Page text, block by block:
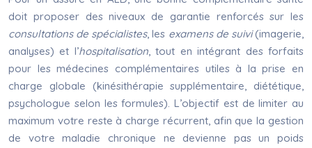
doit proposer des niveaux de garantie renforcés sur les
consultations de spécialistes, les examens de suivi(imagerie,
analyses) et l’hospitalisation, tout en intégrant des forfaits
pour les médecines complémentaires utiles à la prise en
charge globale (kinésithérapie supplémentaire, diététique,
psychologue selon les formules). L’objectif est de limiter au
maximum votre reste à charge récurrent, afin que la gestion
de votre maladie chronique ne devienne pas un poids